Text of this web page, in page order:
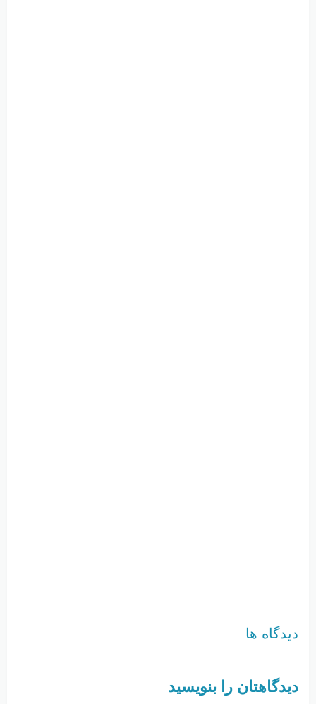
دیدگاه ها
دیدگاهتان را بنویسید